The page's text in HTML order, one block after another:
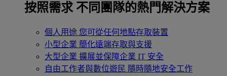
按照需求 不同團隊的熱門解決方案
個人用途 您可從任何地點存取裝置
小型企業 簡化遠端存取與支援
大型企業 擴展並保障企業 IT 安全
自由工作者與數位遊民 隨時隨地安全工作